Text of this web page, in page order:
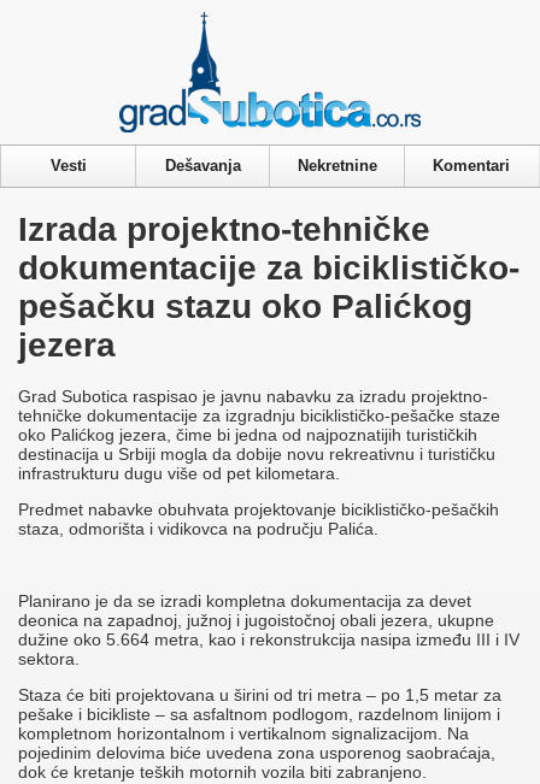
Vesti Dešavanja Nekretnine Komentari
Izrada projektno-tehničke
dokumentacije za biciklističko-
pešačku stazu oko Palićkog
jezera
Grad Subotica raspisao je javnu nabavku za izradu projektno-
tehničke dokumentacije za izgradnju biciklističko-pešačke staze
oko Palićkog jezera, čime bi jedna od najpoznatijih turističkih
destinacija u Srbiji mogla da dobije novu rekreativnu i turističku
infrastrukturu dugu više od pet kilometara.
Predmet nabavke obuhvata projektovanje biciklističko-pešačkih
staza, odmorišta i vidikovca na području Palića.
Planirano je da se izradi kompletna dokumentacija za devet
deonica na zapadnoj, južnoj i jugoistočnoj obali jezera, ukupne
dužine oko 5.664 metra, kao i rekonstrukcija nasipa između III i IV
sektora.
Staza će biti projektovana u širini od tri metra – po 1,5 metar za
pešake i bicikliste – sa asfaltnom podlogom, razdelnom linijom i
kompletnom horizontalnom i vertikalnom signalizacijom. Na
pojedinim delovima biće uvedena zona usporenog saobraćaja,
dok će kretanje teških motornih vozila biti zabranjeno.
Privacy & Cookies Policy